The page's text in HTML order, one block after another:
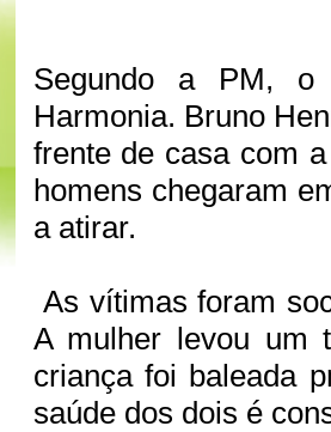
Segundo a PM, o
Harmonia. Bruno
frente de casa com
homens chegaram
a atirar.
As vítimas foram
A mulher levou um
criança foi baleada
saúde dos dois é